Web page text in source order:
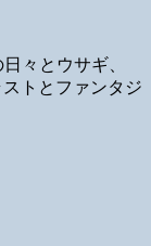
々とウサギ、
トとファンタジ